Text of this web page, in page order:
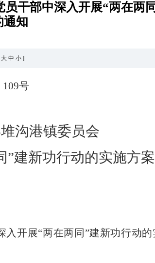
干部中深入开展“两在两
通知
大 中 小 ]
109号
堆沟港镇委员会
”建新功行动的实施方案
入开展“两在两同”建新功行动